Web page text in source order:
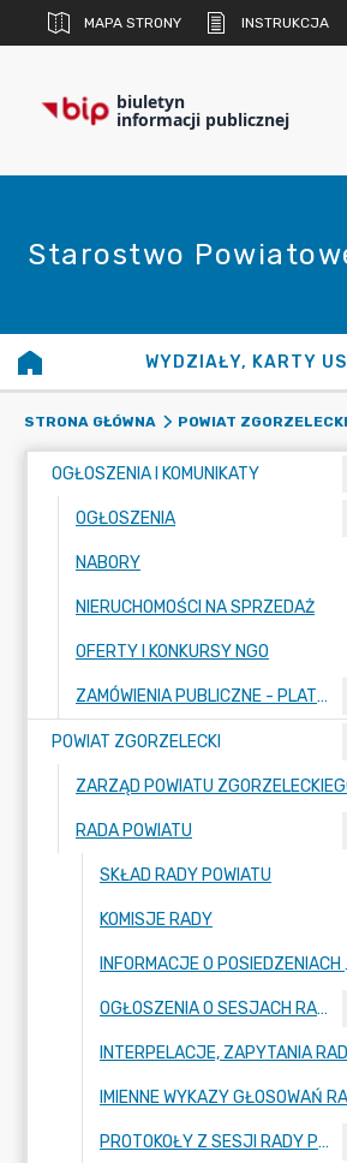
MAPA STRONY INSTRUKCJA
biuletyn
informacji publicznej
Starostwo
WYDZIAŁY, KARTY
STRONA GŁÓWNA POWIAT ZGORZELECKI
OGŁOSZENIA I KOMUNIKATY
OGŁOSZENIA
NABORY
NIERUCHOMOŚCI NA SPRZEDAŻ
OFERTY I KONKURSY NGO
ZAMÓWIENIA PUBLICZNE - PLATFORMA ZAKUPOWA
POWIAT ZGORZELECKI
ZARZĄD POWIATU
RADA POWIATU
SKŁAD RADY POWIATU
KOMISJE RADY
OGŁOSZENIA O SESJACH RADY POWIATU
PROTOKOŁY Z SESJI RADY POWIATU ZGORZELECKIEGO